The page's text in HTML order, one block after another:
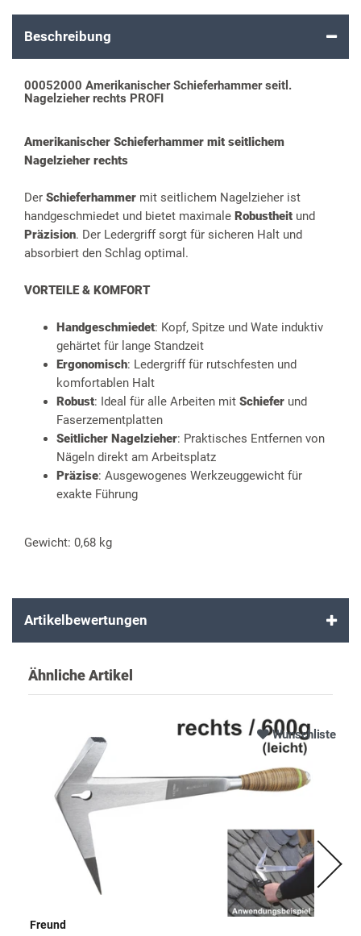
Beschreibung
00052000 Amerikanischer Schieferhammer seitl.
Nagelzieher rechts PROFI
Amerikanischer Schieferhammer mit seitlichem
Nagelzieher rechts
Der Schieferhammer mit seitlichem Nagelzieher ist
handgeschmiedet und bietet maximale Robustheit und
Präzision. Der Ledergriff sorgt für sicheren Halt und
absorbiert den Schlag optimal.
VORTEILE & KOMFORT
Handgeschmiedet: Kopf, Spitze und Wate induktiv
gehärtet für lange Standzeit
Ergonomisch: Ledergriff für rutschfesten und
komfortablen Halt
Robust: Ideal für alle Arbeiten mit Schiefer und
Faserzementplatten
Seitlicher Nagelzieher: Praktisches Entfernen von
Nägeln direkt am Arbeitsplatz
Präzise: Ausgewogenes Werkzeuggewicht für
exakte Führung
Gewicht: 0,68 kg
Artikelbewertungen
Ähnliche Artikel
Wunschliste
Freund